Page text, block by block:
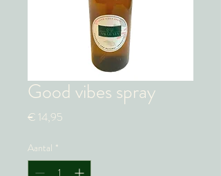
Good vibes spray
€ 14,95
Aantal *